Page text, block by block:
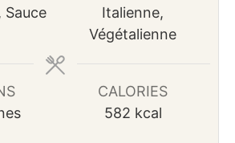
Sauce
Italienne,
Végétalienne
CALORIES
582 kcal